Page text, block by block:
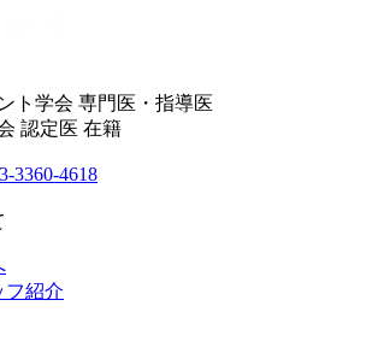
ト学会 専門医・指導医
認定医 在籍
フ紹介